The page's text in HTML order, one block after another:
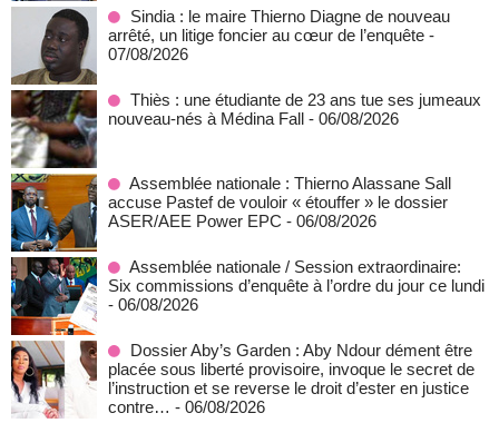
Sindia : le maire Thierno Diagne de nouveau
arrêté, un litige foncier au cœur de l’enquête -
07/08/2026
Thiès : une étudiante de 23 ans tue ses jumeaux
nouveau-nés à Médina Fall - 06/08/2026
Assemblée nationale : Thierno Alassane Sall
accuse Pastef de vouloir « étouffer » le dossier
ASER/AEE Power EPC - 06/08/2026
Assemblée nationale / Session extraordinaire:
Six commissions d’enquête à l’ordre du jour ce lundi
- 06/08/2026
Dossier Aby’s Garden : Aby Ndour dément être
placée sous liberté provisoire, invoque le secret de
l’instruction et se reverse le droit d’ester en justice
contre… - 06/08/2026